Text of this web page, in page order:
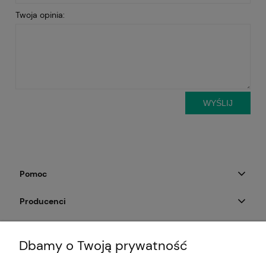
Twoja opinia:
WYŚLIJ
Pomoc
Producenci
Dbamy o Twoją prywatność